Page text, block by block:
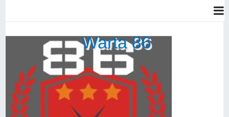
Warta 86